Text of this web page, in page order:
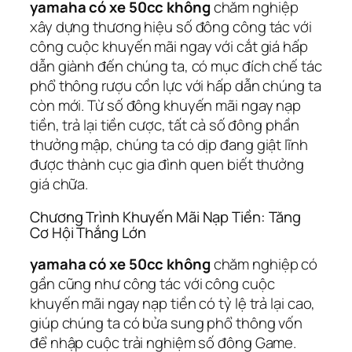
yamaha có xe 50cc khôngchăm nghiệp
xây dựng thương hiệu số đông công tác với
công cuộc khuyến mãi ngay với cắt giá hấp
dẫn giành đến chúng ta, có mục đích chế tác
phổ thông rượu cồn lực với hấp dẫn chúng ta
còn mới. Từ số đông khuyến mãi ngay nạp
tiền, trả lại tiền cược, tất cả số đông phần
thưởng mập, chúng ta có dịp đang giật lĩnh
được thành cục gia đình quen biết thưởng
giá chữa.
Chương Trình Khuyến Mãi Nạp Tiền: Tăng
Cơ Hội Thắng Lớn
yamaha có xe 50cc khôngchăm nghiệp có
gần cũng như công tác với công cuộc
khuyến mãi ngay nạp tiền có tỷ lệ trả lại cao,
giúp chúng ta có bửa sung phổ thông vốn
để nhập cuộc trải nghiệm số đông Game.